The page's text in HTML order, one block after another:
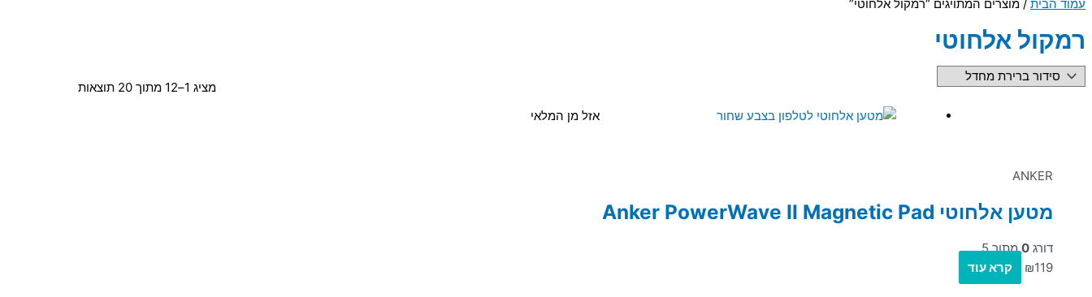
עמוד הבית / מוצרים המתויגים “רמקול אלחוטי”
רמקול אלחוטי
מציג 1–12 מתוך 20 תוצאות
אזל מן המלאי
ANKER
מטען אלחוטי Anker PowerWave II Magnetic Pad
דורג 0מתוך 5
₪119 קרא עוד